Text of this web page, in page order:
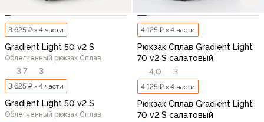
3 625 ₽ × 4 части
Gradient Light 50 v2 S
Облегченный рюкзак Сплав
3,7 3
3 625 ₽ × 4 части
Gradient Light 50 v2 S
Облегченный рюкзак Сплав
4 125 ₽ × 4 части
Рюкзак Сплав Gradient Light
70 v2 S салатовый
4,0
3
4 125 ₽ × 4 части
Рюкзак Сплав Gradient Light
70 v2 S салатовый